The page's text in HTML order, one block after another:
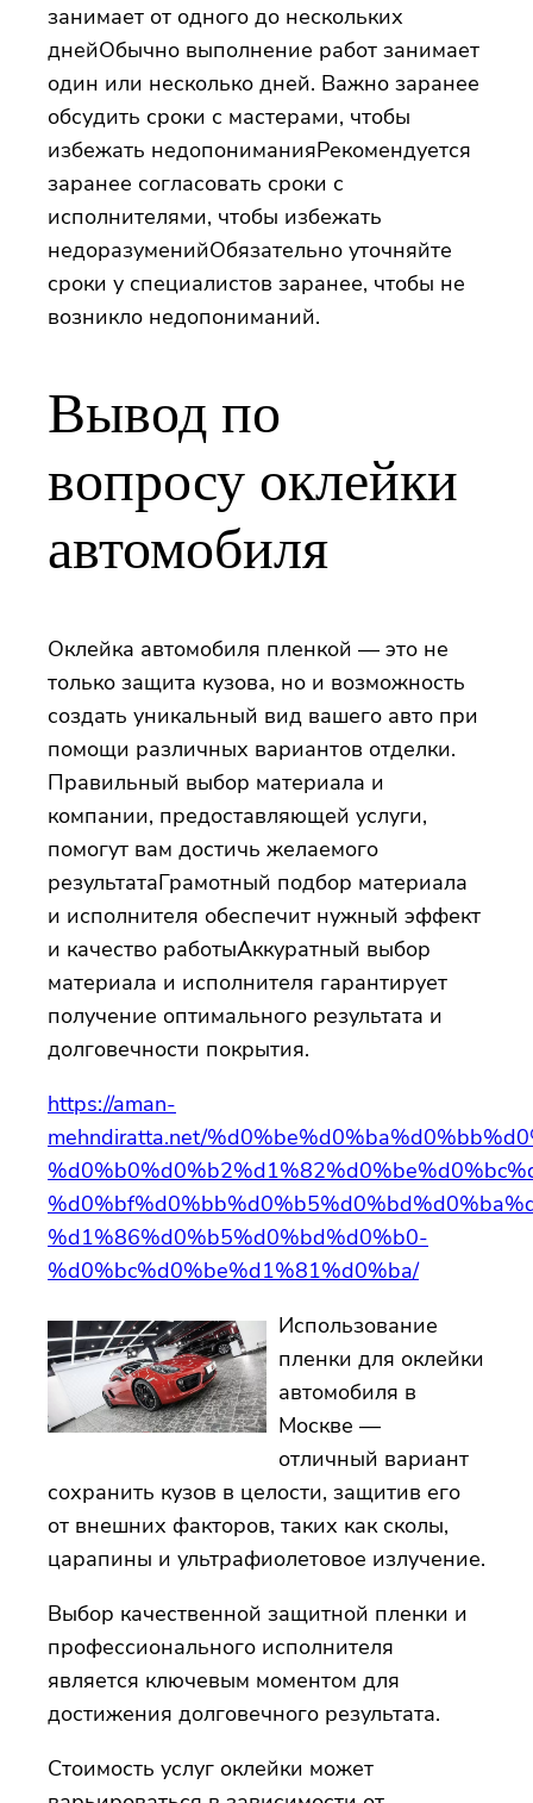
занимает от одного до нескольких
днейОбычно выполнение работ занимает
один или несколько дней. Важно заранее
обсудить сроки с мастерами, чтобы
избежать недопониманияРекомендуется
заранее согласовать сроки с
исполнителями, чтобы избежать
недоразуменийОбязательно уточняйте
сроки у специалистов заранее, чтобы не
возникло недопониманий.
Вывод по
вопросу оклейки
автомобиля
Оклейка автомобиля пленкой — это не
только защита кузова, но и возможность
создать уникальный вид вашего авто при
помощи различных вариантов отделки.
Правильный выбор материала и
компании, предоставляющей услуги,
помогут вам достичь желаемого
результатаГрамотный подбор материала
и исполнителя обеспечит нужный эффект
и качество работыАккуратный выбор
материала и исполнителя гарантирует
получение оптимального результата и
долговечности покрытия.
https://aman-
mehndiratta.net/
%d1%86%d0%b5%d0%bd%d0%b0-
%d0%bc%d0%be%d1%81%d0%ba/
Использование
пленки для оклейки
автомобиля в
Москве —
отличный вариант
сохранить кузов в целости, защитив его
от внешних факторов, таких как сколы,
царапины и ультрафиолетовое излучение.
Выбор качественной защитной пленки и
профессионального исполнителя
является ключевым моментом для
достижения долговечного результата.
Стоимость услуг оклейки может